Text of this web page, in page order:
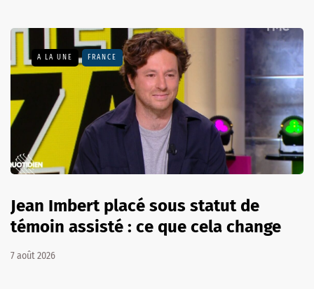
A LA UNE FRANCE
Jean Imbert placé sous statut de
témoin assisté : ce que cela change
7 août 2026